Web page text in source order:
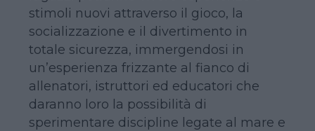
stimoli nuovi attraverso il gioco, la
socializzazione e il divertimento in
totale sicurezza, immergendosi in
un’esperienza frizzante al fianco di
allenatori, istruttori ed educatori che
daranno loro la possibilità di
sperimentare discipline legate al mare e